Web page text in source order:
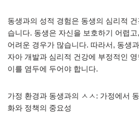
동생과의 성적 경험은 동생의 심리적
습니다. 동생은 자신을 보호하기 어렵
어려운 경우가 많습니다. 따라서, 동생
자아 개발과 심리적 건강에 부정적인
이를 염두에 두어야 합니다.
가정 환경과 동생과의 ㅅㅅ: 가정에서
화와 정책의 중요성